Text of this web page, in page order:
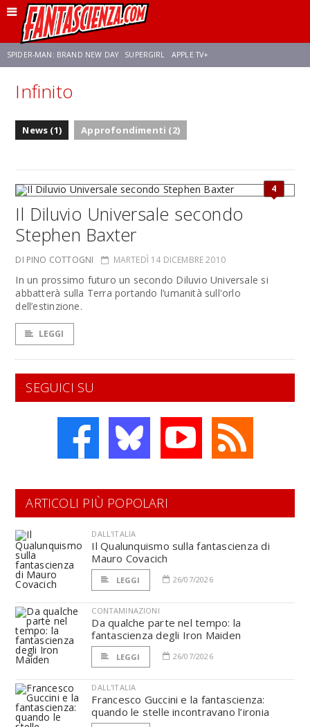
SPIDER-MAN: BRAND NEW DAY SUPERGIRL APPLE TV+
FRANCO RICCIARDIELLO
Infinito
News (1) Approfondimenti (2)
4
Il Diluvio Universale secondo
Stephen Baxter
DI PINO COTTOGNI MARTEDÌ 14 DICEMBRE 2010
In un prossimo futuro un secondo Diluvio Universale si
abbatterà sulla Terra portando l’umanità sull'orlo
dell’estinzione.
LEGGI
SEGUICI SU
ARTICOLI PIÙ POPOLARI
DALL'ITALIA
Il Qualunquismo sulla fantascienza di
Mauro Covacich
LEGGI 26/07/2026
CONTAMINAZIONI
Da qualche parte nel tempo: la
fantascienza degli Iron Maiden
LEGGI 26/07/2026
DALL'ITALIA
Francesco Guccini e la fantascienza:
quando le stelle incontravano l’ironia